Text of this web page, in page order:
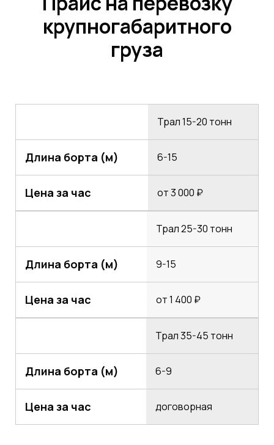
крупногабаритного
груза
Трал 15-20 тонн
Длина борта (м) 6-15
Цена за час от 3 000 ₽
Трал 25-30 тонн
Длина борта (м) 9-15
Цена за час от 1 400 ₽
Трал 35-45 тонн
Длина борта (м) 6-9
Цена за час договорная